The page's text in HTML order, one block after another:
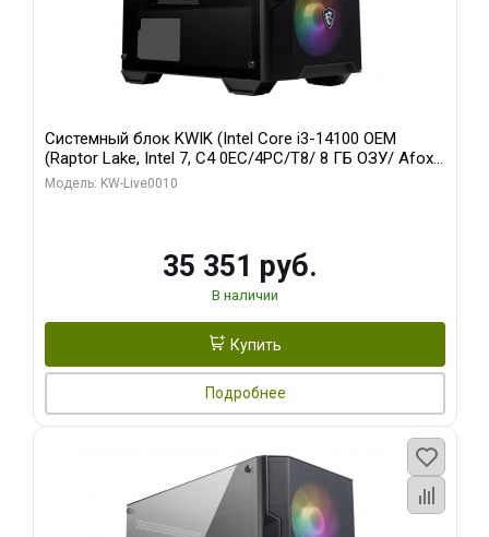
Системный блок KWIK (Intel Core i3-14100 OEM
(Raptor Lake, Intel 7, C4 0EC/4PC/T8/ 8 ГБ ОЗУ/ Afox
R5 220 1GB DDR3 64bit VGA DVI HDMI 1FAN LP RTL /
Модель: KW-Live0010
35 351 руб.
В наличии
Купить
Подробнее